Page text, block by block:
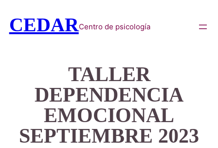
CEDARCentro de psicología
TALLER
DEPENDENCIA
EMOCIONAL
SEPTIEMBRE 2023